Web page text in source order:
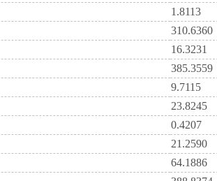
1.8113
310.6360
16.3231
385.3559
9.7115
23.8245
0.4207
21.2590
64.1886